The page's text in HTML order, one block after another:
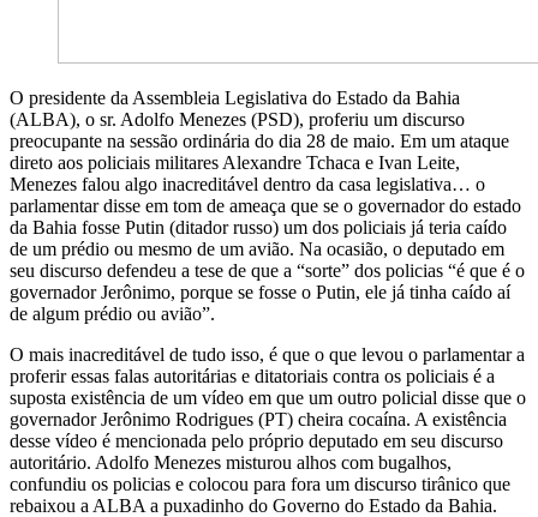
O presidente da Assembleia Legislativa do Estado da Bahia
(ALBA), o sr. Adolfo Menezes (PSD), proferiu um discurso
preocupante na sessão ordinária do dia 28 de maio. Em um ataque
direto aos policiais militares Alexandre Tchaca e Ivan Leite,
Menezes falou algo inacreditável dentro da casa legislativa… o
parlamentar disse em tom de ameaça que se o governador do estado
da Bahia fosse Putin (ditador russo) um dos policiais já teria caído
de um prédio ou mesmo de um avião. Na ocasião, o deputado em
seu discurso defendeu a tese de que a “sorte” dos policias “é que é o
governador Jerônimo, porque se fosse o Putin, ele já tinha caído aí
de algum prédio ou avião”.
O mais inacreditável de tudo isso, é que o que levou o parlamentar a
proferir essas falas autoritárias e ditatoriais contra os policiais é a
suposta existência de um vídeo em que um outro policial disse que o
governador Jerônimo Rodrigues (PT) cheira cocaína. A existência
desse vídeo é mencionada pelo próprio deputado em seu discurso
autoritário. Adolfo Menezes misturou alhos com bugalhos,
confundiu os policias e colocou para fora um discurso tirânico que
rebaixou a ALBA a puxadinho do Governo do Estado da Bahia.